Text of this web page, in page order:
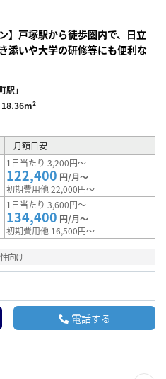
】戸塚駅から徒歩圏内で、日立
添いや大学の研修等にも便利な
駅」
18.36m²
月額目安
1日当たり 3,200円～
122,400 円/月～
初期費用他 22,000円～
1日当たり 3,600円～
134,400 円/月～
初期費用他 16,500円～
向け
電話する